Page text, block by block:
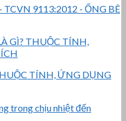
9113:2012 - ỐNG BÊ
TÍNH, ỨNG DỤNG